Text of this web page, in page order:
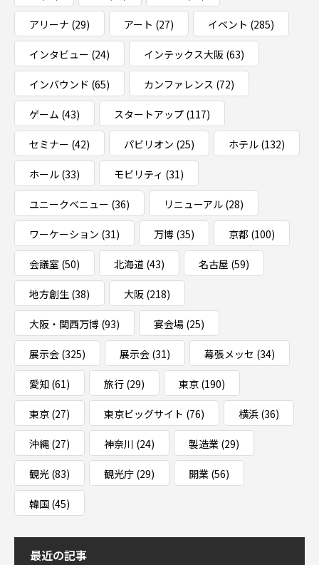
アリーナ (29) アート (27) イベント (285)
インタビュー (24) インテックス大阪 (63)
インバウンド (65) カンファレンス (72)
ゲーム (43) スタートアップ (117)
セミナー (42) パビリオン (25) ホテル (132)
ホール (33) モビリティ (31)
ユニークベニュー (36) リニューアル (28)
ワーケーション (31) 万博 (35) 京都 (100)
会議室 (50) 北海道 (43) 名古屋 (59)
地方創生 (38) 大阪 (218)
大阪・関西万博 (93) 宴会場 (25)
展示会 (325) 展示会 (31) 幕張メッセ (34)
愛知 (61) 旅行 (29) 東京 (190)
東京 (27) 東京ビッグサイト (76) 横浜 (36)
沖縄 (27) 神奈川 (24) 製造業 (29)
観光 (83) 観光庁 (29) 開業 (56)
韓国 (45)
最近の記事